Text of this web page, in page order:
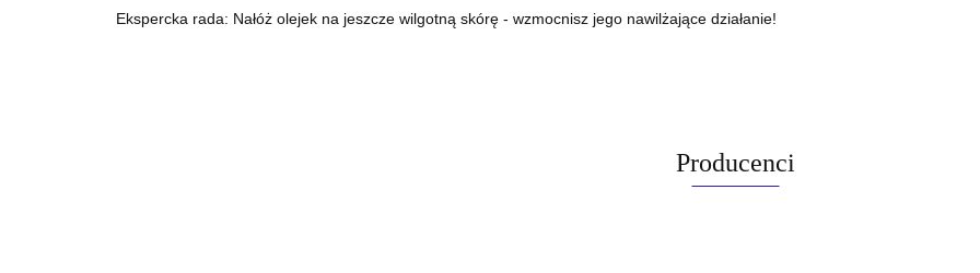
Ekspercka rada: Nałóż olejek na jeszcze wilgotną skórę - wzmocnisz jego nawilżające działanie!
Producenci